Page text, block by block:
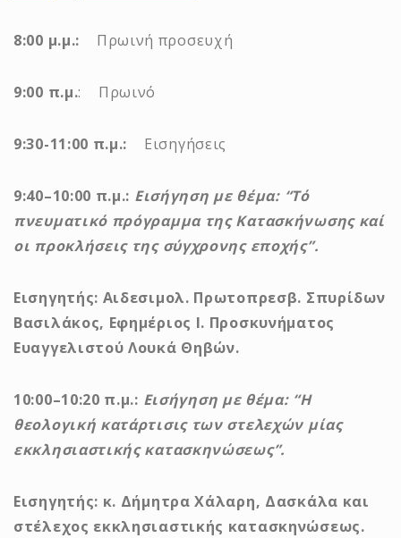
8:00 μ.μ.: Πρωινή προσευχή
9:00 π.μ.: Πρωινό
9:30-11:00 π.μ.: Εισηγήσεις
9:40–10:00 π.μ.: Εισήγηση με θέμα: “Τό
πνευματικό πρόγραμμα της Κατασκήνωσης καί
οι προκλήσεις της σύγχρονης εποχής”.
Εισηγητής: Αιδεσιμολ. Πρωτοπρεσβ. Σπυρίδων
Βασιλάκος, Εφημέριος Ι. Προσκυνήματος
Ευαγγελιστού Λουκά Θηβών.
10:00–10:20 π.μ.: Εισήγηση με θέμα: “Η
θεολογική κατάρτισις των στελεχών μίας
εκκλησιαστικής κατασκηνώσεως”.
Εισηγητής: κ. Δήμητρα Χάλαρη, Δασκάλα και
στέλεχος εκκλησιαστικής κατασκηνώσεως.